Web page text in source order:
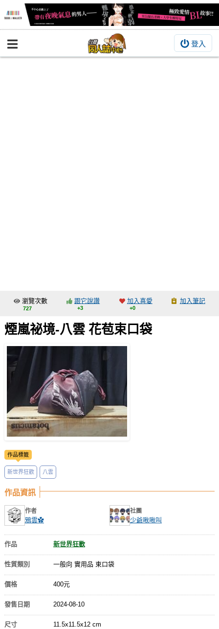
登入
BOOKY書集倉庫
交流中心
攤位轉讓區
會員中心
註冊會員
登入
瀏覽次數
727
跟它說讚
+3
加入喜愛
+0
加入筆記
煙嵐祕境-八雲 花苞束口袋
作品標籤
新世界狂歡 八雲
作品資訊
作者
鴉雲✿
社團
少爺啾啾叫
作品 新世界狂歡
性質類別 一般向 實用品 束口袋
價格 400元
發售日期 2024-08-10
尺寸 11.5x11.5x12 cm